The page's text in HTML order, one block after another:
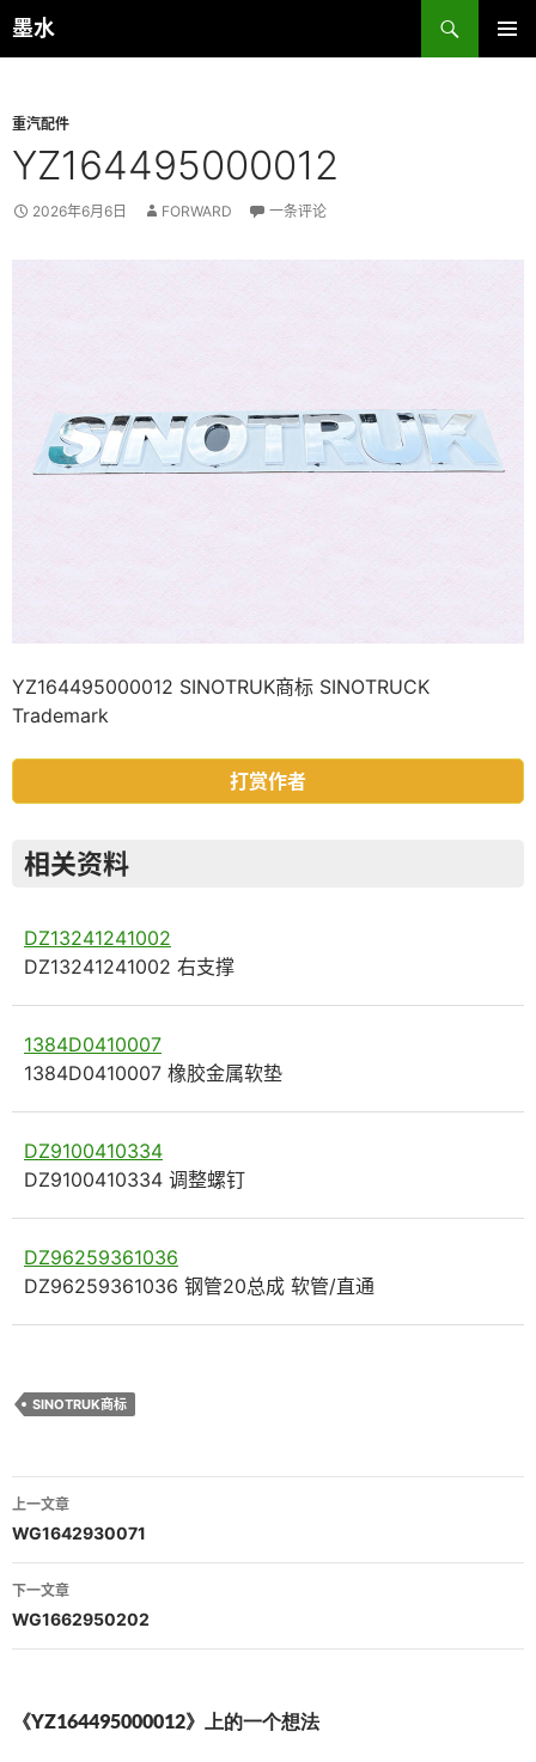
跳
至
墨水
搜
索
重汽配件
YZ164495000012
2026年6月6日 FORWARD 一条评论
YZ164495000012 SINOTRUK商标 SINOTRUCK
Trademark
打赏作者
相关资料
DZ13241241002
DZ13241241002 右支撑
1384D0410007
1384D0410007 橡胶金属软垫
DZ9100410334
DZ9100410334 调整螺钉
DZ96259361036
DZ96259361036 钢管20总成 软管/直通
SINOTRUK商标
文
章
导
航
上一文章
WG1642930071
下一文章
WG1662950202
《YZ164495000012》上的一个想法